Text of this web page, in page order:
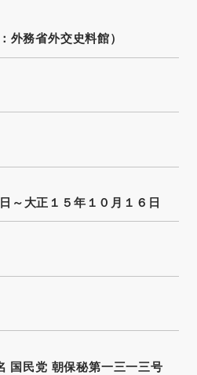
外務省外交史料館）
～大正１５年１０月１６日
国民党 朝保秘第一三一三号